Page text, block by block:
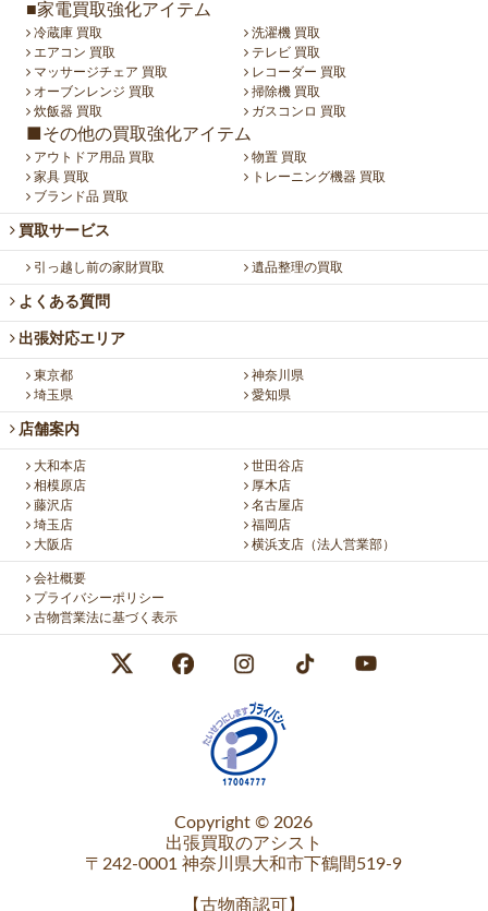
■家電買取強化アイテム
冷蔵庫 買取
洗濯機 買取
エアコン 買取
テレビ 買取
マッサージチェア 買取
レコーダー 買取
オーブンレンジ 買取
掃除機 買取
炊飯器 買取
ガスコンロ 買取
■その他の買取強化アイテム
アウトドア用品 買取
物置 買取
家具 買取
トレーニング機器 買取
ブランド品 買取
買取サービス
引っ越し前の家財買取 遺品整理の買取
よくある質問
出張対応エリア
東京都
神奈川県
埼玉県
愛知県
店舗案内
大和本店
世田谷店
相模原店
厚木店
藤沢店
名古屋店
埼玉店
福岡店
大阪店
横浜支店（法人営業部）
会社概要
プライバシーポリシー
古物営業法に基づく表示
Copyright © 2026
出張買取のアシスト
〒242-0001 神奈川県大和市下鶴間519-9
【古物商認可 】